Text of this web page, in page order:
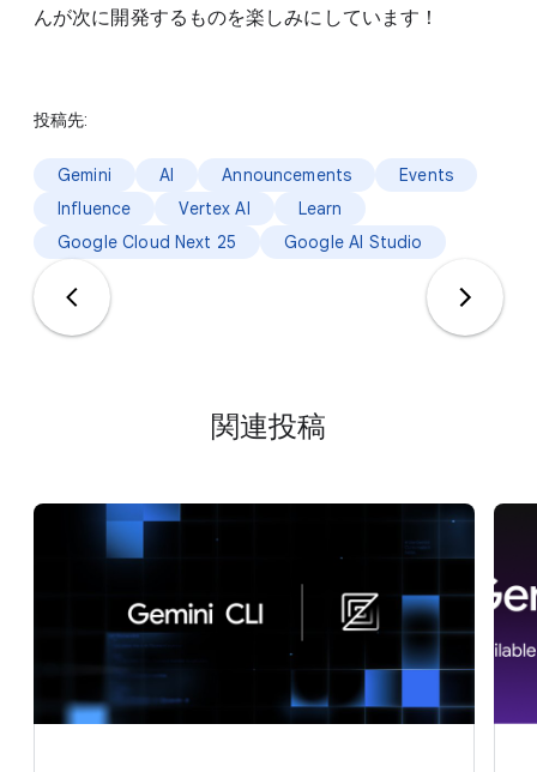
んが次に開発するものを楽しみにしています！
投稿先:
Gemini AI Announcements
Events
Influence
Vertex AI
Learn
Google Cloud Next 25
Google AI Studio
関連投稿